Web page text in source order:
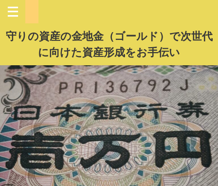
守りの資産の金地金（ゴールド）で次世代
に向けた資産形成をお手伝い